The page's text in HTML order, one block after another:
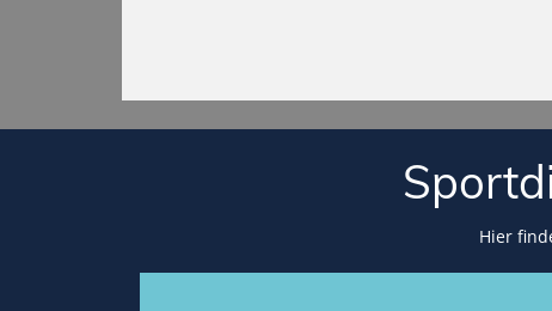
Hier